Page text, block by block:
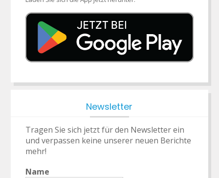
Newsletter
Tragen Sie sich jetzt für den Newsletter ein
und verpassen keine unserer neuen Berichte
mehr!
Name